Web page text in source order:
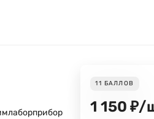
11 БАЛЛОВ
1 150 ₽/